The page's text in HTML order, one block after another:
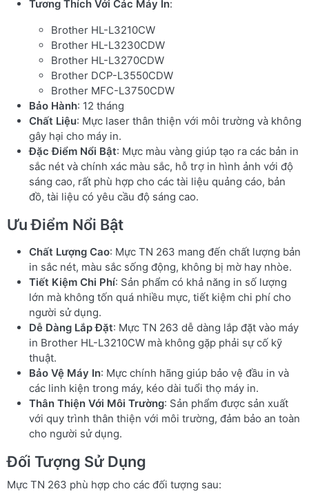
Tương Thích Với Các Máy In:
Brother HL-L3210CW
Brother HL-L3230CDW
Brother HL-L3270CDW
Brother DCP-L3550CDW
Brother MFC-L3750CDW
Bảo Hành: 12 tháng
Chất Liệu: Mực laser thân thiện với môi trường và không
gây hại cho máy in.
Đặc Điểm Nổi Bật: Mực màu vàng giúp tạo ra các bản in
sắc nét và chính xác màu sắc, hỗ trợ in hình ảnh với độ
sáng cao, rất phù hợp cho các tài liệu quảng cáo, bản
đồ, tài liệu có yêu cầu độ sáng cao.
Ưu Điểm Nổi Bật
Chất Lượng Cao: Mực TN 263 mang đến chất lượng bản
in sắc nét, màu sắc sống động, không bị mờ hay nhòe.
Tiết Kiệm Chi Phí: Sản phẩm có khả năng in số lượng
lớn mà không tốn quá nhiều mực, tiết kiệm chi phí cho
người sử dụng.
Dễ Dàng Lắp Đặt: Mực TN 263 dễ dàng lắp đặt vào máy
in Brother HL-L3210CW mà không gặp phải sự cố kỹ
thuật.
Bảo Vệ Máy In: Mực chính hãng giúp bảo vệ đầu in và
các linh kiện trong máy, kéo dài tuổi thọ máy in.
Thân Thiện Với Môi Trường: Sản phẩm được sản xuất
với quy trình thân thiện với môi trường, đảm bảo an toàn
cho người sử dụng.
Đối Tượng Sử Dụng
Mực TN 263 phù hợp cho các đối tượng sau: